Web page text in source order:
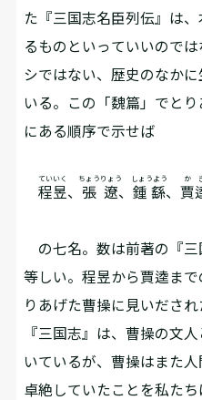
た『三国志名臣列伝』は
るものといっていいので
シではない、歴史のなか
いる。この「魏篇」でと
にある順序で示せば――
程昱
ていいく
、 張遼
ちょうりょう
、鍾繇
しょうよう
、賈
か
の七名。数は前著の『
等しい。程昱から賈逵ま
りあげた曹操に見いださ
『三国志』は、曹操の文
いているが、曹操はまた
卓絶していたことを私たち